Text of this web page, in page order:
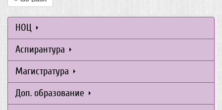
НОЦ
Аспирантура
Магистратура
Доп. образование